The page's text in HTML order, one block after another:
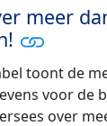
meer
toont de
voor de
over